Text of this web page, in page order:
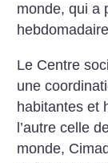
monde, qui a
Le Centre
une
habitantes et
l’autre celle
monde,